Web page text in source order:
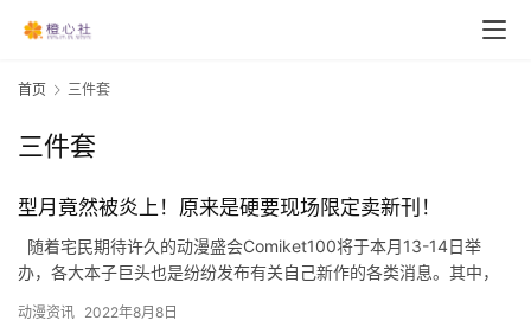
首页 三件套
三件套
型月竟然被炎上！原来是硬要现场限定卖新刊！
随着宅民期待许久的动漫盛会Comiket100将于本月13-14日举
办，各大本子巨头也是纷纷发布有关自己新作的各类消息。其中，
动漫资讯 2022年8月8日